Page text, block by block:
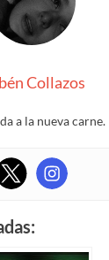
Collazos
a la nueva carne.